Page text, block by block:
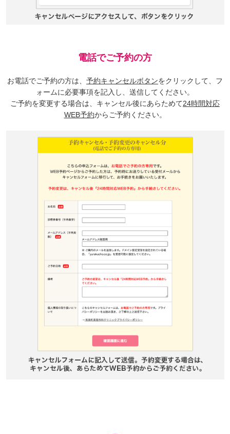
電話でご予約の方
お電話でご予約の方は、 予約キャンセルボタンをクリックして、フ
ォームに必要事項を記入し、送信してください。
ご予約を変更する場合は、キャンセル後にあらためて24時間対応
WEB予約からご予約ください。